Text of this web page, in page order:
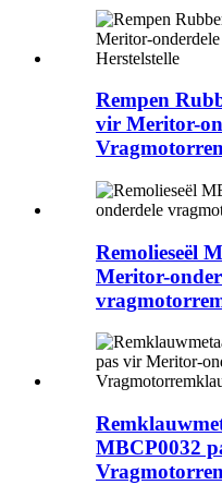
Rempen
vir Meritor-
Remolieseël
Meritor-
MBCP0032